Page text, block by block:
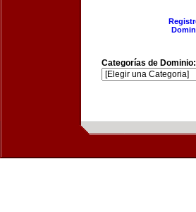
Categorías de Dominio: